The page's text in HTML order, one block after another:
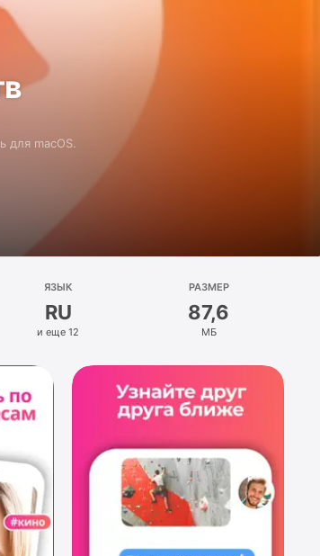
для macOS.
ЯЗЫК
RU
и еще 12
РАЗМЕР
87,6
МБ